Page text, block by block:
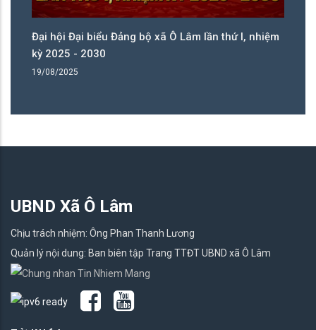
Đại hội Đại biểu Đảng bộ xã Ô Lâm lần thứ I, nhiệm
kỳ 2025 - 2030
19/08/2025
UBND Xã Ô Lâm
Chịu trách nhiệm: Ông Phan Thanh Lương
Quản lý nội dung: Ban biên tập Trang TTĐT UBND xã Ô Lâm